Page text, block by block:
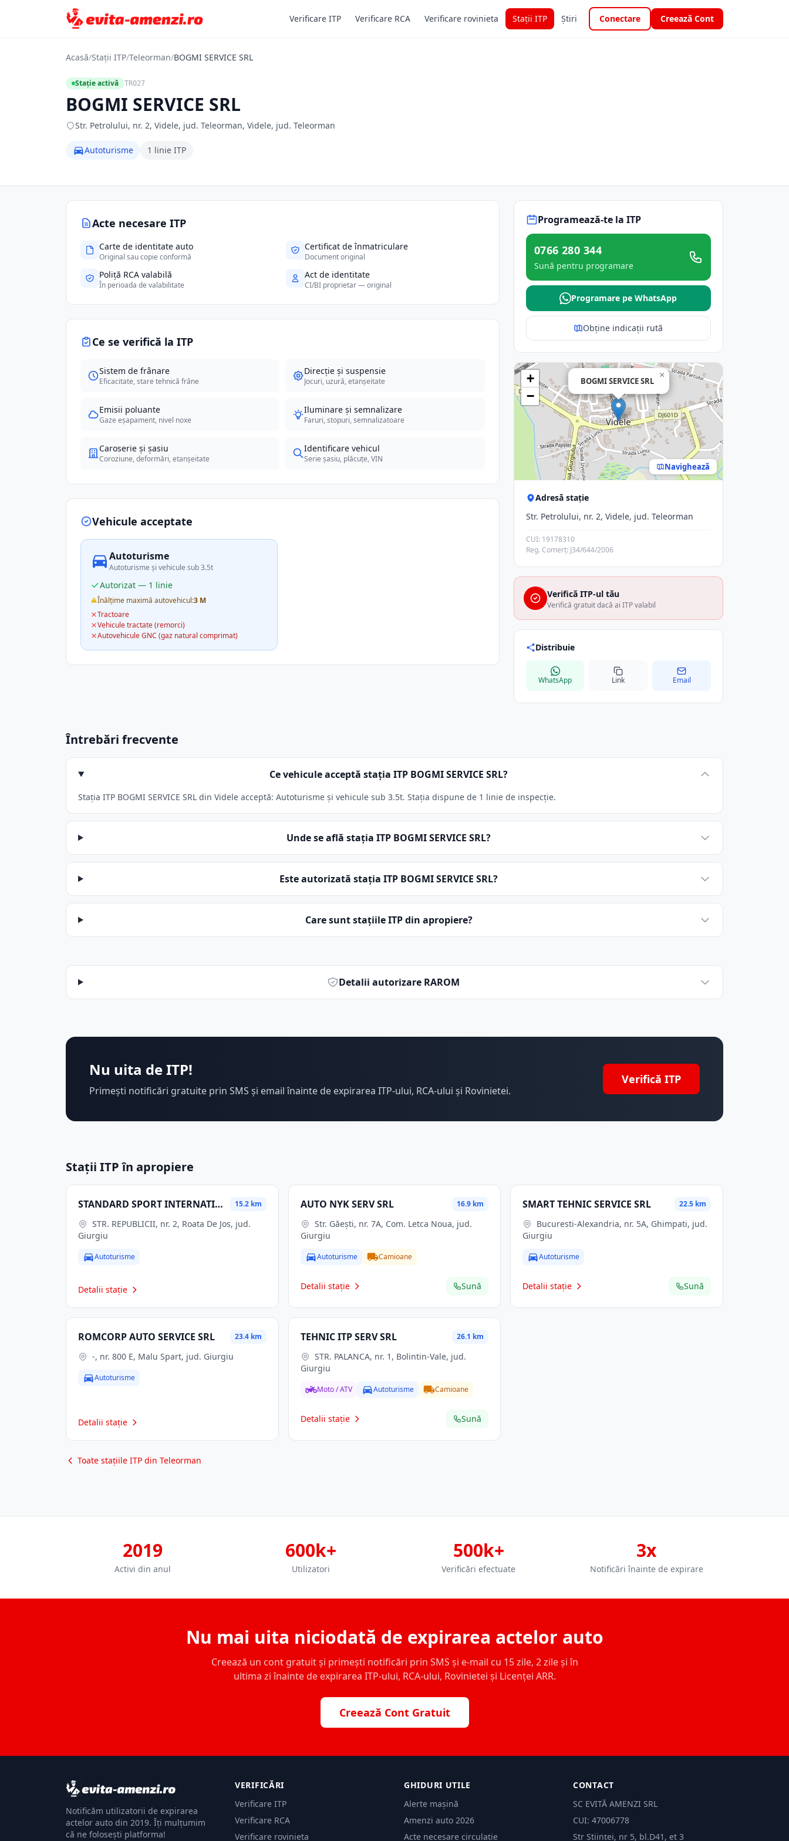
Verificare ITP Verificare RCA Verificare rovinieta Stații ITP Știri Conectare Creează Cont
Acasă/Stații ITP/Teleorman/BOGMI SERVICE SRL
Stație activă TR027
BOGMI SERVICE SRL
Str. Petrolului, nr. 2, Videle, jud. Teleorman, Videle, jud. Teleorman
Autoturisme 1 linie ITP
Acte necesare ITP
Carte de identitate auto
Original sau copie conformă
Certificat de înmatriculare
Document original
Poliță RCA valabilă
În perioada de valabilitate
Act de identitate
CI/BI proprietar — original
Ce se verifică la ITP
Sistem de frânare
Eficacitate, stare tehnică frâne
Direcție și suspensie
Jocuri, uzură, etanșeitate
Emisii poluante
Gaze eșapament, nivel noxe
Iluminare și semnalizare
Faruri, stopuri, semnalizatoare
Caroserie și șasiu
Coroziune, deformări, etanșeitate
Identificare vehicul
Serie șasiu, plăcuțe, VIN
Vehicule acceptate
Autoturisme
Autoturisme și vehicule sub 3.5t
Autorizat — 1 linie
Înălțime maximă autovehicul:3 M
Tractoare
Vehicule tractate (remorci)
Autovehicule GNC (gaz natural comprimat)
Programează-te la ITP
0766 280 344
Sună pentru programare
Programare pe WhatsApp
Obține indicații rută
BOGMI SERVICE SRL
×
+
−
Navighează
Adresă stație
Str. Petrolului, nr. 2, Videle, jud. Teleorman
CUI: 19178310
Reg. Comerț: J34/644/2006
Verifică ITP-ul tău
Verifică gratuit dacă ai ITP valabil
Distribuie
WhatsApp Link Email
Întrebări frecvente
Ce vehicule acceptă stația ITP BOGMI SERVICE SRL?
Stația ITP BOGMI SERVICE SRL din Videle acceptă: Autoturisme și vehicule sub 3.5t. Stația dispune de 1 linie de inspecție.
Unde se află stația ITP BOGMI SERVICE SRL?
Este autorizată stația ITP BOGMI SERVICE SRL?
Care sunt stațiile ITP din apropiere?
Detalii autorizare RAROM
Nu uita de ITP!
Primești notificări gratuite prin SMS și email înainte de expirarea ITP-ului, RCA-ului și Rovinietei.
Verifică ITP
Stații ITP în apropiere
STANDARD SPORT INTERNATIONAL SRL 15.2 km
Giurgiu
Autoturisme
Detalii stație
AUTO NYK SERV SRL 16.9 km
Giurgiu
Autoturisme Camioane
Detalii stație Sună
SMART TEHNIC SERVICE SRL 22.5 km
Giurgiu
Autoturisme
Detalii stație Sună
ROMCORP AUTO SERVICE SRL 23.4 km
-, nr. 800 E, Malu Spart, jud. Giurgiu
Autoturisme
Detalii stație
TEHNIC ITP SERV SRL 26.1 km
Giurgiu
Moto / ATV Autoturisme Camioane
Detalii stație Sună
Toate stațiile ITP din Teleorman
2019
Activi din anul
600k+
Utilizatori
500k+
Verificări efectuate
3x
Notificări înainte de expirare
Nu mai uita niciodată de expirarea actelor auto
Creează un cont gratuit și primești notificări prin SMS și e-mail cu 15 zile, 2 zile și în
ultima zi înainte de expirarea ITP-ului, RCA-ului, Rovinietei și Licenței ARR.
Creează Cont Gratuit
Notificăm utilizatorii de expirarea
actelor auto din 2019. Îți mulțumim
că ne folosești platforma!
VERIFICĂRI
Verificare ITP
Verificare RCA
Verificare rovinieta
GHIDURI UTILE
Alerte mașină
Amenzi auto 2026
Acte necesare circulație
CONTACT
SC EVITĂ AMENZI SRL
CUI: 47006778
Str Științei, nr 5, bl.D41, et 3